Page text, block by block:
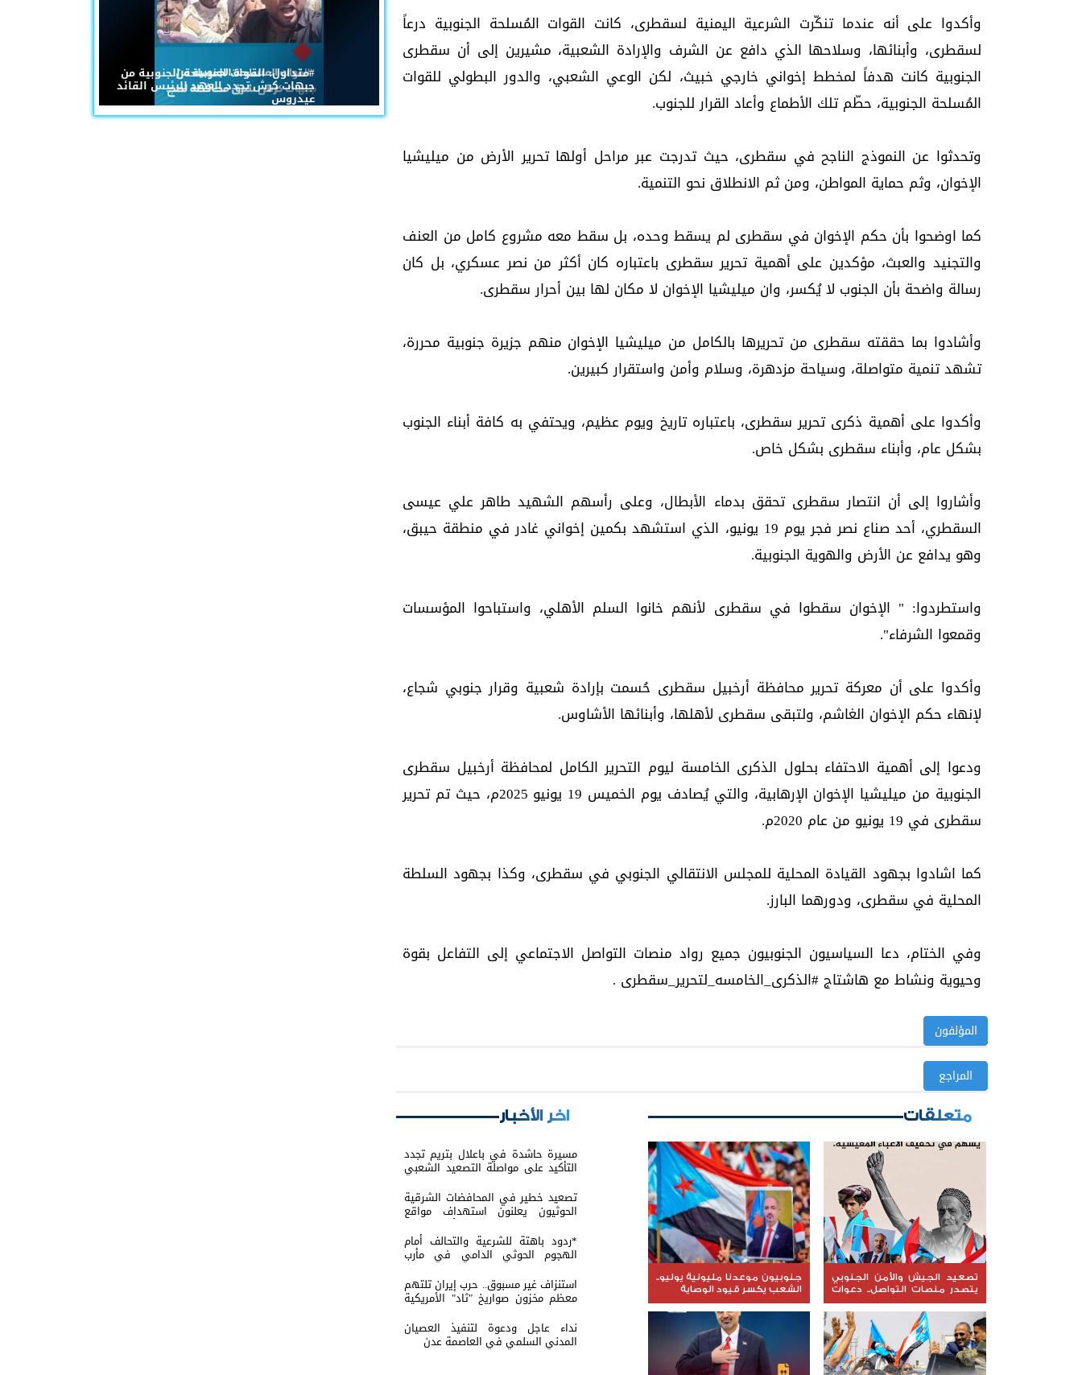
وأكدوا على أنه عندما تنكّرت الشرعية اليمنية لسقطرى، كانت القوات المُسلحة الجنوبية درعاً
لسقطرى، وأبنائها، وسلاحها الذي دافع عن الشرف والإرادة الشعبية، مشيرين إلى أن سقطرى
الجنوبية كانت هدفاً لمخطط إخواني خارجي خبيث، لكن الوعي الشعبي، والدور البطولي للقوات
المُسلحة الجنوبية، حطّم تلك الأطماع وأعاد القرار للجنوب.
وتحدثوا عن النموذج الناجح في سقطرى، حيث تدرجت عبر مراحل أولها تحرير الأرض من ميليشيا
الإخوان، وثم حماية المواطن، ومن ثم الانطلاق نحو التنمية.
كما اوضحوا بأن حكم الإخوان في سقطرى لم يسقط وحده، بل سقط معه مشروع كامل من العنف
والتجنيد والعبث، مؤكدين على أهمية تحرير سقطرى باعتباره كان أكثر من نصر عسكري، بل كان
رسالة واضحة بأن الجنوب لا يُكسر، وان ميليشيا الإخوان لا مكان لها بين أحرار سقطرى.
وأشادوا بما حققته سقطرى من تحريرها بالكامل من ميليشيا الإخوان منهم جزيرة جنوبية محررة،
تشهد تنمية متواصلة، وسياحة مزدهرة، وسلام وأمن واستقرار كبيرين.
وأكدوا على أهمية ذكرى تحرير سقطرى، باعتباره تاريخ ويوم عظيم، ويحتفي به كافة أبناء الجنوب
بشكل عام، وأبناء سقطرى بشكل خاص.
وأشاروا إلى أن انتصار سقطرى تحقق بدماء الأبطال، وعلى رأسهم الشهيد طاهر علي عيسى
السقطري، أحد صناع نصر فجر يوم 19 يونيو، الذي استشهد بكمين إخواني غادر في منطقة حيبق،
وهو يدافع عن الأرض والهوية الجنوبية.
واستطردوا: " الإخوان سقطوا في سقطرى لأنهم خانوا السلم الأهلي، واستباحوا المؤسسات
وقمعوا الشرفاء".
وأكدوا على أن معركة تحرير محافظة أرخبيل سقطرى حُسمت بإرادة شعبية وقرار جنوبي شجاع،
لإنهاء حكم الإخوان الغاشم، ولتبقى سقطرى لأهلها، وأبنائها الأشاوس.
ودعوا إلى أهمية الاحتفاء بحلول الذكرى الخامسة ليوم التحرير الكامل لمحافظة أرخبيل سقطرى
الجنوبية من ميليشيا الإخوان الإرهابية، والتي يُصادف يوم الخميس 19 يونيو 2025م، حيث تم تحرير
سقطرى في 19 يونيو من عام 2020م.
كما اشادوا بجهود القيادة المحلية للمجلس الانتقالي الجنوبي في سقطرى، وكذا بجهود السلطة
المحلية في سقطرى، ودورهما البارز.
وفي الختام، دعا السياسيون الجنوبيون جميع رواد منصات التواصل الاجتماعي إلى التفاعل بقوة
وحيوية ونشاط مع هاشتاج #الذكرى_الخامسه_لتحرير_سقطرى .
المؤلفون
المراجع
متعلقات
تصعيد الجيش والأمن الجنوبي
يتصدر منصات التواصل.. دعوات
مكثفة لإنصاف المنتسبين
ومواجهة سياسات التجويع
جنوبيون موعدنا مليونية يوليو..
الشعب يكسر قيود الوصاية
اخر الأخبار
مسيرة حاشدة في باعلال بتريم تجدد
التأكيد على مواصلة التصعيد الشعبي
تصعيد خطير في المحافضات الشرقية
الحوثيون يعلنون استهداف مواقع
عسكرية في حضرموت ومأرب اليمنية
بوابل من الصواريخ والطائرات المسيّرة
*ردود باهتة للشرعية والتحالف أمام
الهجوم الحوثي الدامي في مأرب
وحضرموت*
استنزاف غير مسبوق.. حرب إيران تلتهم
معظم مخزون صواريخ "ثاد" الأمريكية
وتدق ناقوس الخطر داخل البنتاغون
نداء عاجل ودعوة لتنفيذ العصيان
المدني السلمي في العاصمة عدن
#متداول: القوات المسلحة الجنوبية من
جبهات كرش تجدد العهد للرئيس القائد
عيدروس